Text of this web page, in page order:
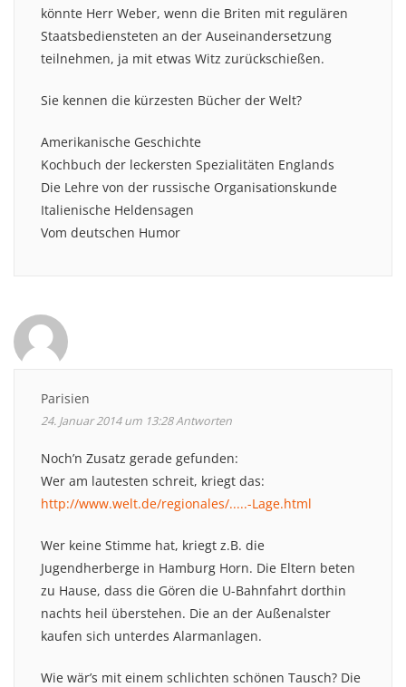
könnte Herr Weber, wenn die Briten mit regulären
Staatsbediensteten an der Auseinandersetzung
teilnehmen, ja mit etwas Witz zurückschießen.
Sie kennen die kürzesten Bücher der Welt?
Amerikanische Geschichte
Kochbuch der leckersten Spezialitäten Englands
Die Lehre von der russische Organisationskunde
Italienische Heldensagen
Vom deutschen Humor
Parisien
24. Januar 2014 um 13:28Antworten
Noch’n Zusatz gerade gefunden:
Wer am lautesten schreit, kriegt das:
http://www.welt.de/regionales/.....-Lage.html
Wer keine Stimme hat, kriegt z.B. die
Jugendherberge in Hamburg Horn. Die Eltern beten
zu Hause, dass die Gören die U-Bahnfahrt dorthin
nachts heil überstehen. Die an der Außenalster
kaufen sich unterdes Alarmanlagen.
Wie wär’s mit einem schlichten schönen Tausch? Die